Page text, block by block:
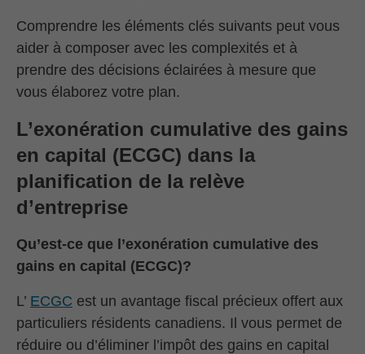
Comprendre les éléments clés suivants peut vous
aider à composer avec les complexités et à
prendre des décisions éclairées à mesure que
vous élaborez votre plan.
L’exonération cumulative des gains
en capital (ECGC) dans la
planification de la relève
d’entreprise
Qu’est-ce que l’exonération cumulative des
gains en capital (ECGC)?
L’ ECGC est un avantage fiscal précieux offert aux
particuliers résidents canadiens. Il vous permet de
réduire ou d’éliminer l’impôt des gains en capital